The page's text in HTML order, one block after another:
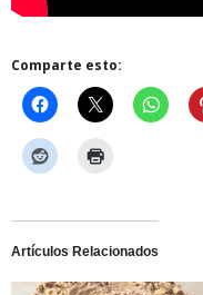
Comparte esto:
Artículos Relacionados